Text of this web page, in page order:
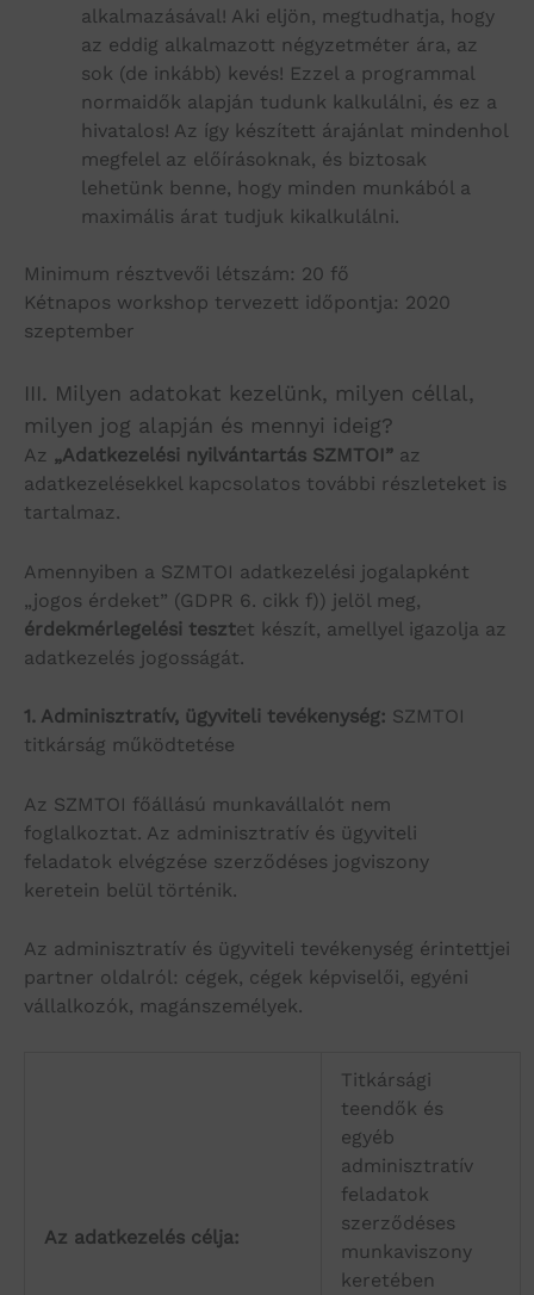
alkalmazásával! Aki eljön, megtudhatja, hogy
az eddig alkalmazott négyzetméter ára, az
sok (de inkább) kevés! Ezzel a programmal
normaidők alapján tudunk kalkulálni, és ez a
hivatalos! Az így készített árajánlat mindenhol
megfelel az előírásoknak, és biztosak
lehetünk benne, hogy minden munkából a
maximális árat tudjuk kikalkulálni.
Minimum résztvevői létszám: 20 fő
Kétnapos workshop tervezett időpontja: 2020
szeptember
III. Milyen adatokat kezelünk, milyen céllal,
milyen jog alapján és mennyi ideig?
Az „Adatkezelési nyilvántartás SZMTOI” az
adatkezelésekkel kapcsolatos további részleteket is
tartalmaz.
Amennyiben a SZMTOI adatkezelési jogalapként
„jogos érdeket” (GDPR 6. cikk f)) jelöl meg,
érdekmérlegelési tesztet készít, amellyel igazolja az
adatkezelés jogosságát.
1. Adminisztratív, ügyviteli tevékenység: SZMTOI
titkárság működtetése
Az SZMTOI főállású munkavállalót nem
foglalkoztat. Az adminisztratív és ügyviteli
feladatok elvégzése szerződéses jogviszony
keretein belül történik.
Az adminisztratív és ügyviteli tevékenység érintettjei
partner oldalról: cégek, cégek képviselői, egyéni
vállalkozók, magánszemélyek.
Az adatkezelés célja:
Titkársági
teendők és
egyéb
adminisztratív
feladatok
szerződéses
munkaviszony
keretében